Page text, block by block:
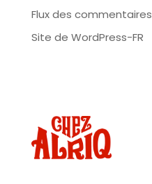
Flux des commentaires
Site de WordPress-FR